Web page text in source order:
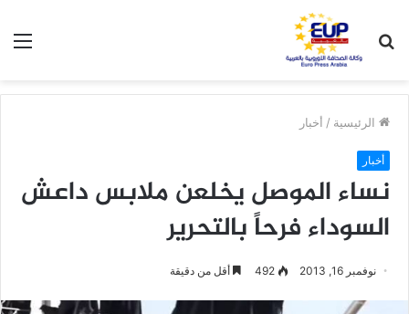
عن
الرئيسية / أخبار
أخبار
نساء الموصل يخلعن ملابس داعش
السوداء فرحاً بالتحرير
نوفمبر 16, 2013 492 أقل من دقيقة